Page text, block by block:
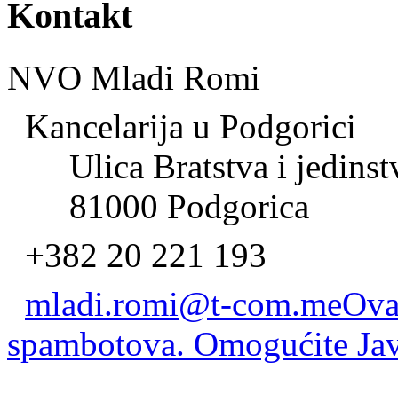
Kontakt
NVO Mladi Romi
Kancelarija u Podgorici
Ulica Bratstva i
81000 Podgorica
+382 20 221 193
mladi.romi@t-com.me
spambotova. Omogućite